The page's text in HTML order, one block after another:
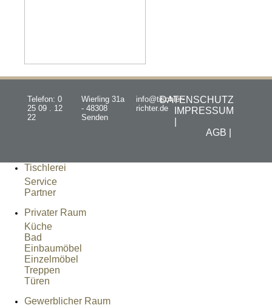
Telefon: 0
25 09 . 12
22
Wierling 31a
- 48308
Senden
info@tischler-
richter.de
DATENSCHUTZ
IMPRESSUM
AGB |
Tischlerei
Service
Partner
Privater Raum
Küche
Bad
Einbaumöbel
Einzelmöbel
Treppen
Türen
Gewerblicher Raum